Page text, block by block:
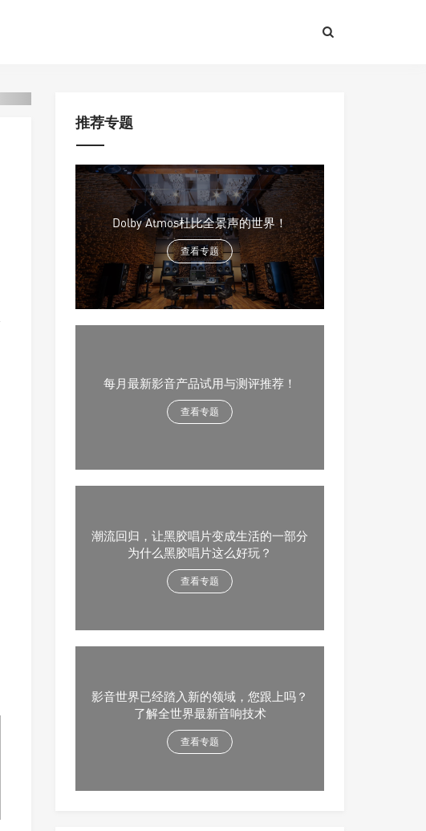
推荐专题
Dolby Atmos杜比全景声的世界！
查看专题
每月最新影音产品试用与测评推荐！
查看专题
潮流回归，让黑胶唱片变成生活的一部分
为什么黑胶唱片这么好玩？
查看专题
影音世界已经踏入新的领域，您跟上吗？
了解全世界最新音响技术
查看专题